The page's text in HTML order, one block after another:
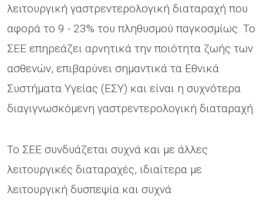
λειτουργική γαστρεντερολογική διαταραχή που
αφορά το 9 - 23% του πληθυσμού παγκοσμίως. Το
ΣΕΕ επηρεάζει αρνητικά την ποιότητα ζωής των
ασθενών, επιβαρύνει σημαντικά τα Εθνικά
Συστήματα Υγείας (ΕΣΥ) και είναι η συχνότερα
διαγιγνωσκόμενη γαστρεντερολογική διαταραχή.
Το ΣΕΕ συνδυάζεται συχνά και με άλλες
λειτουργικές διαταραχές, ιδιαίτερα με
λειτουργική δυσπεψία και συχνά